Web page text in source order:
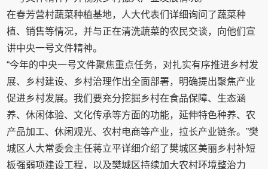
在春芳营村蔬菜种植基地，人大代表们详细询问了蔬菜种
植、销售等情况，并与正在清洗蔬菜的农民交谈，向他们宣
讲中央一号文件精神。
“今年的中央一号文件聚焦重点任务，对扎实有序推进乡村发
展、乡村建设、乡村治理作出全面部署，明确提出聚焦产业
促进乡村发展。我们要充分挖掘乡村在食品保障、生态涵
养、休闲体验、文化传承等方面的功能，延伸特色种养、农
产品加工、休闲观光、农村电商等产业，拉长产业链条。”樊
城区人大常委会主任蒋立平详细介绍了樊城区美丽乡村补短
板强弱项建设工程，以及樊城区持续加大农村环境整治力